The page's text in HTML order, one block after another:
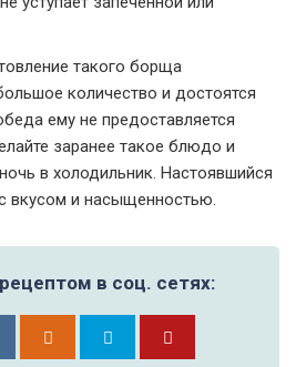
такого борща
количество и достоятся
ему не предоставляется
заранее такое блюдо и
в холодильник. Настоявшийся
вкусом и насыщенностью.
в соц. сетях: